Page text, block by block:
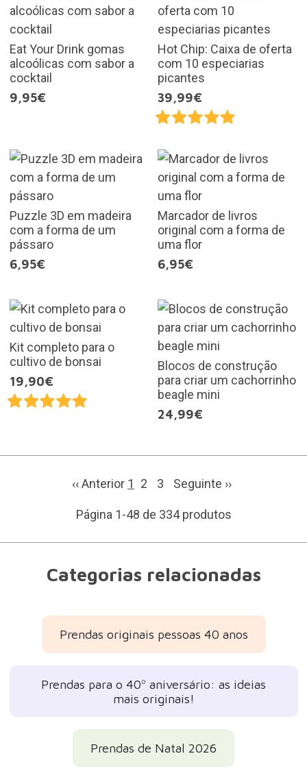
Eat Your Drink gomas
alcoólicas com sabor a
cocktail
9,95€
Hot Chip: Caixa de oferta
com 10 especiarias
picantes
39,99€
Puzzle 3D em madeira
com a forma de um
pássaro
6,95€
Marcador de livros
original com a forma de
uma flor
6,95€
Kit completo para o
cultivo de bonsai
19,90€
Blocos de construção
para criar um cachorrinho
beagle mini
24,99€
‹‹ Anterior 1 2 3 Seguinte ››
Página 1-48 de 334 produtos
Categorias relacionadas
Prendas originais pessoas 40 anos
Prendas para o 40º aniversário: as ideias
mais originais!
Prendas de Natal 2026